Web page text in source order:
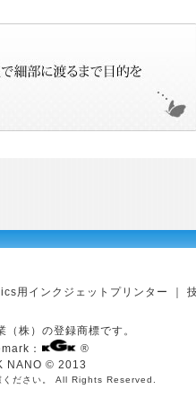
用インクジェットプリンター
（株）の登録商標です。
：
®
NANO © 2013
ください。 All Rights Reserved.